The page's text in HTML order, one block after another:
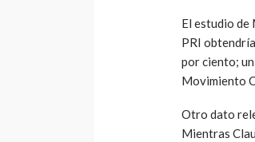
El estudio de
PRI
por ciento;
Movimiento
Otro dato
Mientras